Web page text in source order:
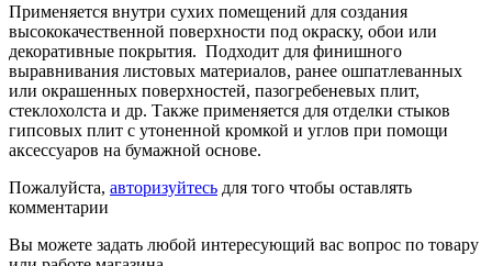
Применяется внутри сухих помещений для создания
высококачественной поверхности под окраску, обои или
декоративные покрытия. Подходит для финишного
выравнивания листовых материалов, ранее ошпатлеванных
или окрашенных поверхностей, пазогребеневых плит,
стеклохолста и др. Также применяется для отделки стыков
гипсовых плит с утоненной кромкой и углов при помощи
аксессуаров на бумажной основе.
Пожалуйста, авторизуйтесь для того чтобы оставлять
комментарии
Вы можете задать любой интересующий вас вопрос по товару